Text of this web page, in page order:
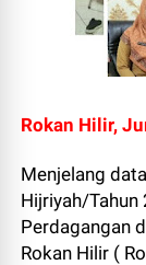
Rokan Hilir,
Menjelang
Hijriyah/Tahun
Perdagangan
Rokan Hilir (